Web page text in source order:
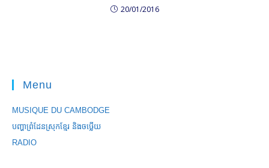
20/01/2016
Menu
MUSIQUE DU CAMBODGE
បញ្ហាព្រំដែនស្រុកខ្មែរ និងចឞ្លើយ
RADIO